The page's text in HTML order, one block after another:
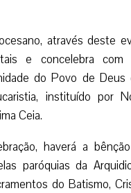
através deste
e concelebra com
do Povo de
instituído por
Ceia.
haverá a
paróquias da
do Batismo,